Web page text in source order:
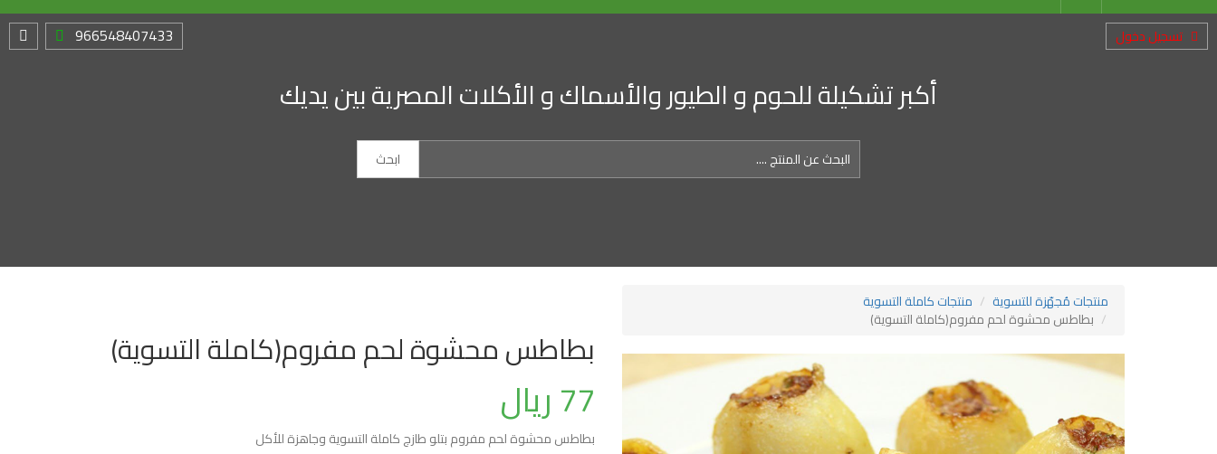
966548407433 تسجيل دخول
أكبر تشكيلة للحوم و الطيور والأسماك و الأكلات المصرية بين يديك
ابحث
بطاطس محشوة لحم مفروم(كاملة التسوية)
77 ريال
بطاطس محشوة لحم مفروم بتلو طازج كاملة التسوية وجاهزة للأكل
منتجات مُجهّزة للتسوية منتجات كاملة التسوية
بطاطس محشوة لحم مفروم(كاملة التسوية)